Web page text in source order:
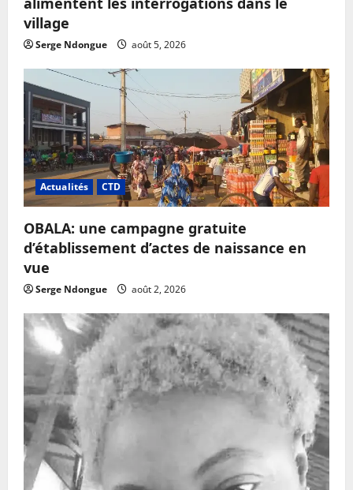
village
Serge Ndongue août 5, 2026
Actualités CTD
OBALA: une campagne gratuite
d’établissement d’actes de naissance en
vue
Serge Ndongue août 2, 2026